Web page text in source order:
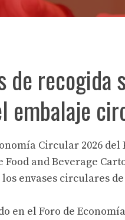
de recogida
embalaje
Circular 2026
and Beverage
envases circulares
en el Foro de